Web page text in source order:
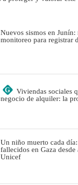
Nuevos sismos en
monitoreo para registrar
G
Viviendas sociales
negocio de alquiler: la
Un niño muerto cada
fallecidos en Gaza
Unicef